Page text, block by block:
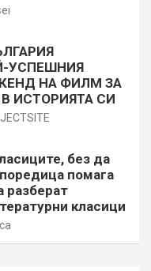
УСПЕШНИЯ
НА ФИЛМ ЗА
ИСТОРИЯТА СИ
без да
помага
разберат
класици